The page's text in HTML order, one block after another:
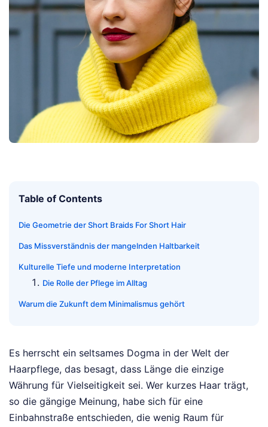
Table of Contents
Die Geometrie der Short Braids For Short Hair
Das Missverständnis der mangelnden Haltbarkeit
Kulturelle Tiefe und moderne Interpretation
Die Rolle der Pflege im Alltag
Warum die Zukunft dem Minimalismus gehört
Es herrscht ein seltsames Dogma in der Welt der
Haarpflege, das besagt, dass Länge die einzige
Währung für Vielseitigkeit sei. Wer kurzes Haar trägt,
so die gängige Meinung, habe sich für eine
Einbahnstraße entschieden, die wenig Raum für